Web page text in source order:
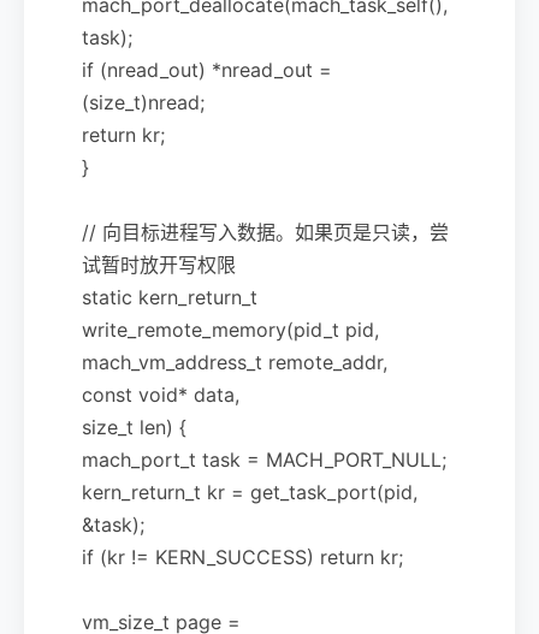
task);
if (nread_out) *nread_out =
(size_t)nread;
return kr;
}
// 向目标进程写入数据。如果页是只读，尝
试暂时放开写权限
static kern_return_t
write_remote_memory(pid_t pid,
mach_vm_address_t remote_addr,
const void* data,
size_t len) {
mach_port_t task = MACH_PORT_NULL;
kern_return_t kr = get_task_port(pid,
&task);
if (kr != KERN_SUCCESS) return kr;
vm_size_t page =